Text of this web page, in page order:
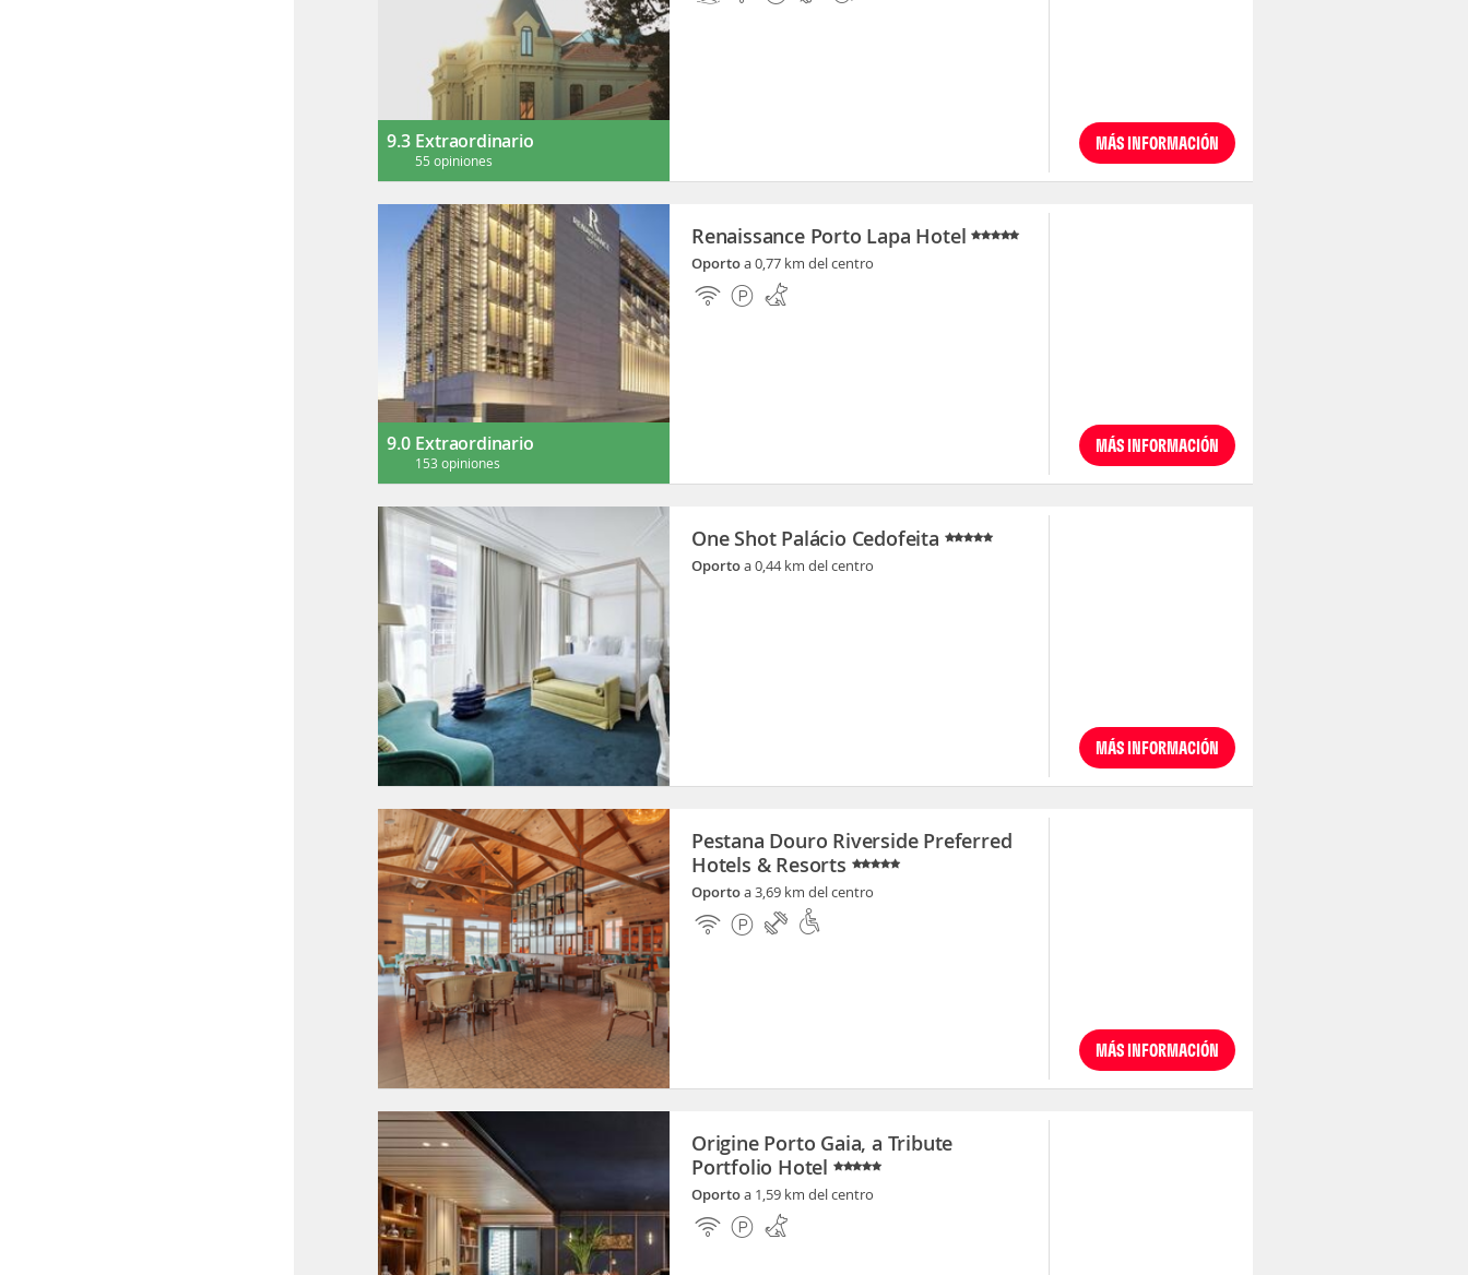
9.3 Extraordinario
55 opiniones
MÁS INFORMACIÓN
9.0 Extraordinario
153 opiniones
Renaissance Porto Lapa Hotel
Oportoa 0,77 km del centro
MÁS INFORMACIÓN
One Shot Palácio Cedofeita
Oportoa 0,44 km del centro
MÁS INFORMACIÓN
Pestana Douro Riverside Preferred
Hotels & Resorts
Oportoa 3,69 km del centro
MÁS INFORMACIÓN
Origine Porto Gaia, a Tribute
Portfolio Hotel
Oportoa 1,59 km del centro